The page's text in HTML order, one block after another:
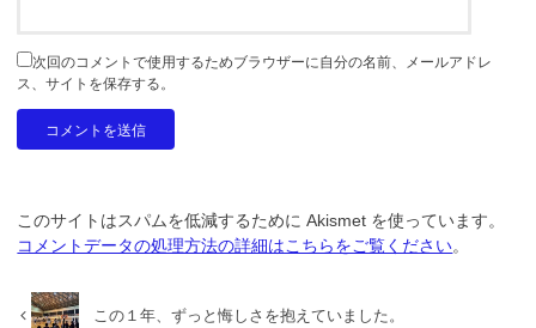
次回のコメントで使用するためブラウザーに自分の名前、メールアドレ
ス、サイトを保存する。
このサイトはスパムを低減するために Akismet を使っています。
コメントデータの処理方法の詳細はこちらをご覧ください。
この１年、ずっと悔しさを抱えていました。